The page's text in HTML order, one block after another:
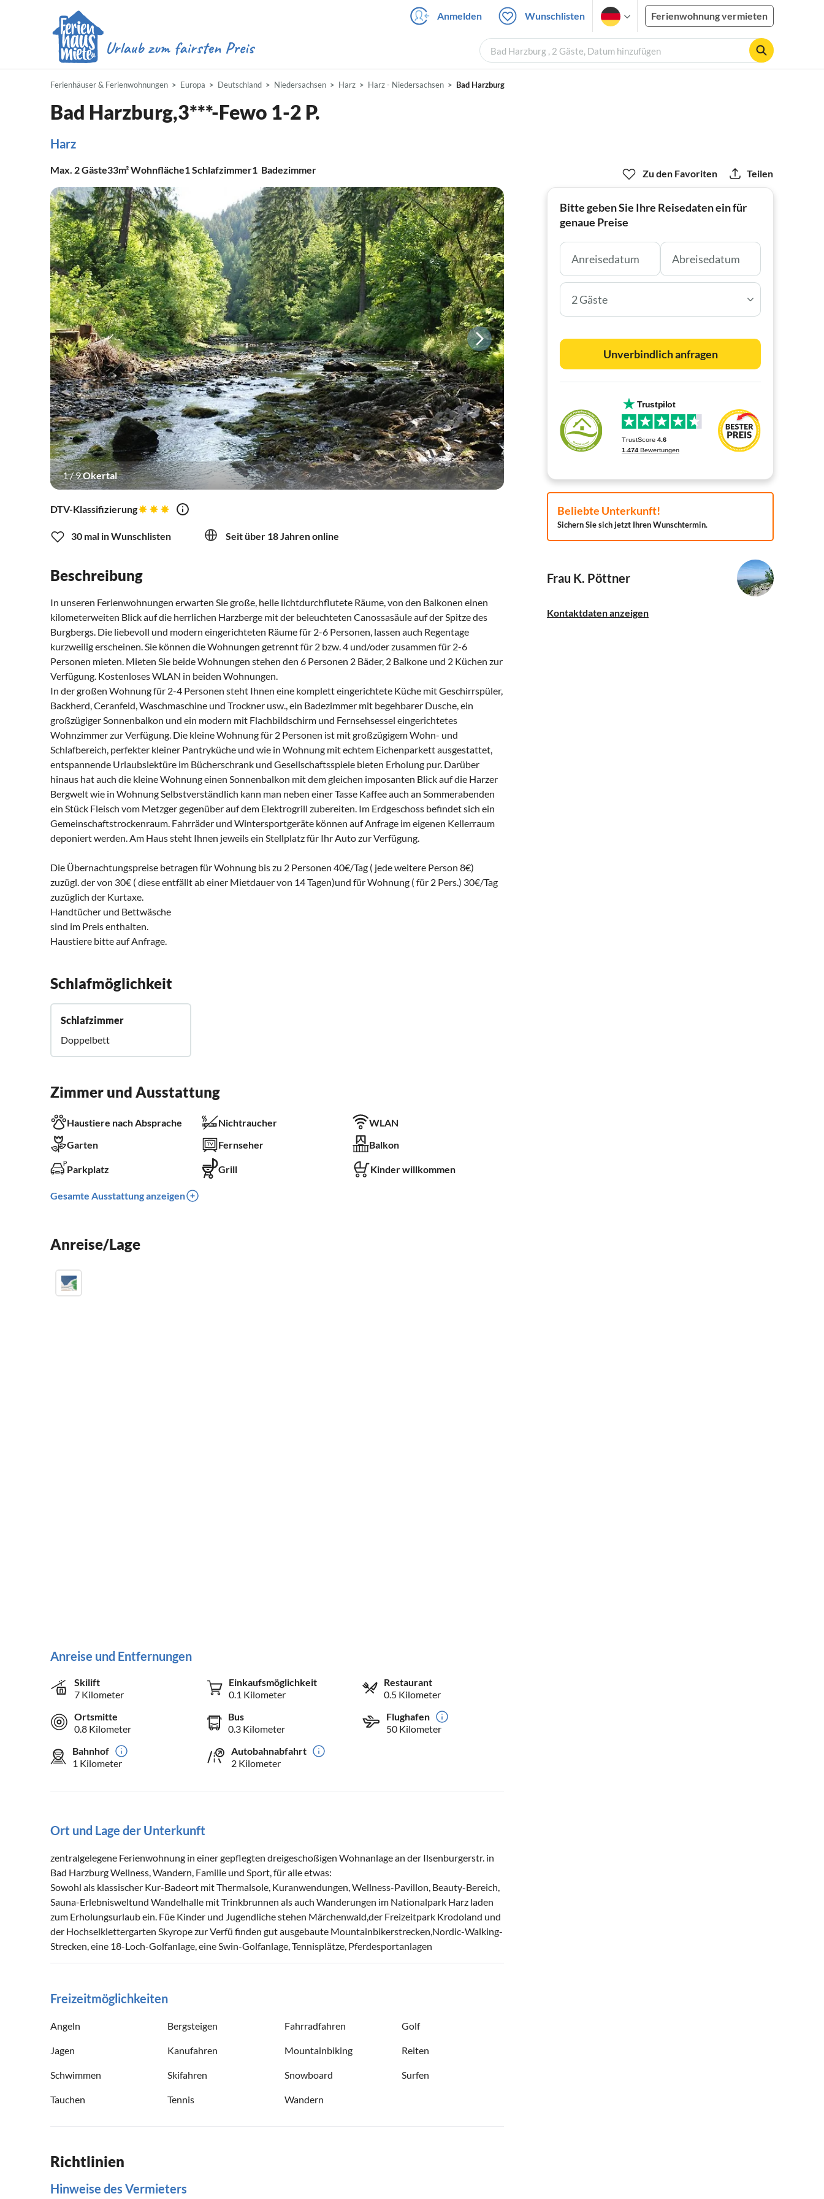
Anmelden Wunschlisten Ferienwohnung vermieten
Bad Harzburg , 2 Gäste, Datum hinzufügen
Ferienhäuser & Ferienwohnungen Europa Deutschland Niedersachsen Harz Harz - Niedersachsen Bad Harzburg
Bad Harzburg,3***-Fewo 1-2 P.
Harz
Max. 2Gäste33m²Wohnfläche1Schlafzimmer1 Badezimmer
1/9Okertal
DTV-Klassifizierung
30 mal in Wunschlisten Seit über 18 Jahren online
Beschreibung
In unseren Ferienwohnungen erwarten Sie große, helle lichtdurchflutete Räume, von den Balkonen einen
kilometerweiten Blick auf die herrlichen Harzberge mit der beleuchteten Canossasäule auf der Spitze des
Burgbergs. Die liebevoll und modern eingerichteten Räume für 2-6 Personen, lassen auch Regentage
kurzweilig erscheinen. Sie können die Wohnungen getrennt für 2 bzw. 4 und/oder zusammen für 2-6
Personen mieten. Mieten Sie beide Wohnungen stehen den 6 Personen 2 Bäder, 2 Balkone und 2 Küchen zur
Verfügung. Kostenloses WLAN in beiden Wohnungen.
In der großen Wohnung für 2-4 Personen steht Ihnen eine komplett eingerichtete Küche mit Geschirrspüler,
Backherd, Ceranfeld, Waschmaschine und Trockner usw., ein Badezimmer mit begehbarer Dusche, ein
großzügiger Sonnenbalkon und ein modern mit Flachbildschirm und Fernsehsessel eingerichtetes
Wohnzimmer zur Verfügung. Die kleine Wohnung für 2 Personen ist mit großzügigem Wohn- und
Schlafbereich, perfekter kleiner Pantryküche und wie in Wohnung mit echtem Eichenparkett ausgestattet,
entspannende Urlaubslektüre im Bücherschrank und Gesellschaftsspiele bieten Erholung pur. Darüber
hinaus hat auch die kleine Wohnung einen Sonnenbalkon mit dem gleichen imposanten Blick auf die Harzer
Bergwelt wie in Wohnung Selbstverständlich kann man neben einer Tasse Kaffee auch an Sommerabenden
ein Stück Fleisch vom Metzger gegenüber auf dem Elektrogrill zubereiten. Im Erdgeschoss befindet sich ein
Gemeinschaftstrockenraum. Fahrräder und Wintersportgeräte können auf Anfrage im eigenen Kellerraum
deponiert werden. Am Haus steht Ihnen jeweils ein Stellplatz für Ihr Auto zur Verfügung.
Die Übernachtungspreise betragen für Wohnung bis zu 2 Personen 40€/Tag ( jede weitere Person 8€)
zuzügl. der von 30€ ( diese entfällt ab einer Mietdauer von 14 Tagen)und für Wohnung ( für 2 Pers.) 30€/Tag
zuzüglich der Kurtaxe.
Handtücher und Bettwäsche
sind im Preis enthalten.
Haustiere bitte auf Anfrage.
Schlafmöglichkeit
Schlafzimmer
Doppelbett
Zimmer und Ausstattung
Haustiere nach Absprache Nichtraucher
WLAN
Garten
Fernseher Balkon
Parkplatz Grill Kinder willkommen
Gesamte Ausstattung anzeigen
Anreise/Lage
Anreise und Entfernungen
Skilift
7 Kilometer
Einkaufsmöglichkeit
0.1 Kilometer
Restaurant
0.5 Kilometer
Ortsmitte
0.8 Kilometer
Bus
0.3 Kilometer
Flughafen
50 Kilometer
Bahnhof
1 Kilometer
Autobahnabfahrt
2 Kilometer
Ort und Lage der Unterkunft
zentralgelegene Ferienwohnung in einer gepflegten dreigeschoßigen Wohnanlage an der Ilsenburgerstr. in
Bad Harzburg Wellness, Wandern, Familie und Sport, für alle etwas:
Sowohl als klassischer Kur-Badeort mit Thermalsole, Kuranwendungen, Wellness-Pavillon, Beauty-Bereich,
Sauna-Erlebnisweltund Wandelhalle mit Trinkbrunnen als auch Wanderungen im Nationalpark Harz laden
zum Erholungsurlaub ein. Füe Kinder und Jugendliche stehen Märchenwald,der Freizeitpark Krodoland und
der Hochselklettergarten Skyrope zur Verfü finden gut ausgebaute Mountainbikerstrecken,Nordic-Walking-
Strecken, eine 18-Loch-Golfanlage, eine Swin-Golfanlage, Tennisplätze, Pferdesportanlagen
Freizeitmöglichkeiten
Angeln Bergsteigen Fahrradfahren Golf
Jagen Kanufahren Mountainbiking Reiten
Schwimmen Skifahren Snowboard Surfen
Tauchen Tennis Wandern
Richtlinien
Hinweise des Vermieters
Zu den Favoriten Teilen
Bitte geben Sie Ihre Reisedaten ein für
genaue Preise
2 Gäste
Unverbindlich anfragen
Beliebte Unterkunft!
Sichern Sie sich jetzt Ihren Wunschtermin.
Frau K. Pöttner
Kontaktdaten anzeigen